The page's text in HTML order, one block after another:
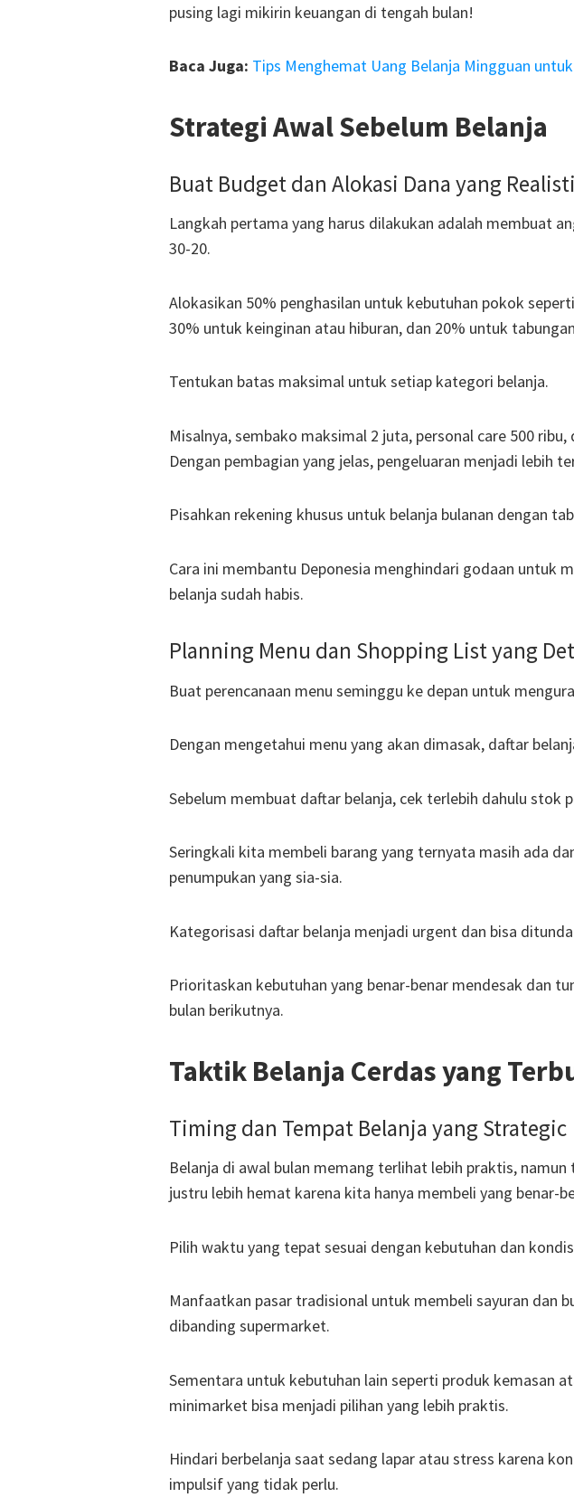
pusing lagi mikirin keuangan di tengah bulan!
Baca Juga: Tips Menghemat Uang Belanja Mingguan
Strategi Awal Sebelum Belanja
Buat Budget dan Alokasi Dana yang
Langkah pertama yang harus dilakukan adalah membuat
30-20.
Alokasikan 50% penghasilan untuk kebutuhan pokok
30% untuk keinginan atau hiburan, dan 20% untuk
Tentukan batas maksimal untuk setiap kategori belanja.
Misalnya, sembako maksimal 2 juta, personal care 500
Dengan pembagian yang jelas, pengeluaran menjadi lebih
Pisahkan rekening khusus untuk belanja bulanan dengan
Cara ini membantu Deponesia menghindari godaan untuk
belanja sudah habis.
Planning Menu dan Shopping List yang
Buat perencanaan menu seminggu ke depan untuk
Dengan mengetahui menu yang akan dimasak, daftar
Sebelum membuat daftar belanja, cek terlebih dahulu stok
Seringkali kita membeli barang yang ternyata masih ada
penumpukan yang sia-sia.
Kategorisasi daftar belanja menjadi urgent dan bisa
Prioritaskan kebutuhan yang benar-benar mendesak dan
bulan berikutnya.
Taktik Belanja Cerdas yang
Timing dan Tempat Belanja yang Strategic
Belanja di awal bulan memang terlihat lebih praktis,
justru lebih hemat karena kita hanya membeli yang benar-
Pilih waktu yang tepat sesuai dengan kebutuhan dan
Manfaatkan pasar tradisional untuk membeli sayuran dan
dibanding supermarket.
Sementara untuk kebutuhan lain seperti produk kemasan
minimarket bisa menjadi pilihan yang lebih praktis.
Hindari berbelanja saat sedang lapar atau stress karena
impulsif yang tidak perlu.